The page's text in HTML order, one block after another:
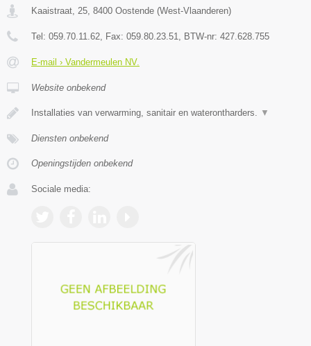
Kaaistraat, 25, 8400 Oostende (West-Vlaanderen)
Tel: 059.70.11.62, Fax: 059.80.23.51, BTW-nr: 427.628.755
E-mail › Vandermeulen NV.
Website onbekend
Installaties van verwarming, sanitair en waterontharders. ▼
Diensten onbekend
Openingstijden onbekend
Sociale media: